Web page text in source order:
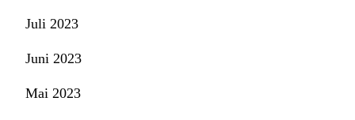
Juli 2023
Juni 2023
Mai 2023